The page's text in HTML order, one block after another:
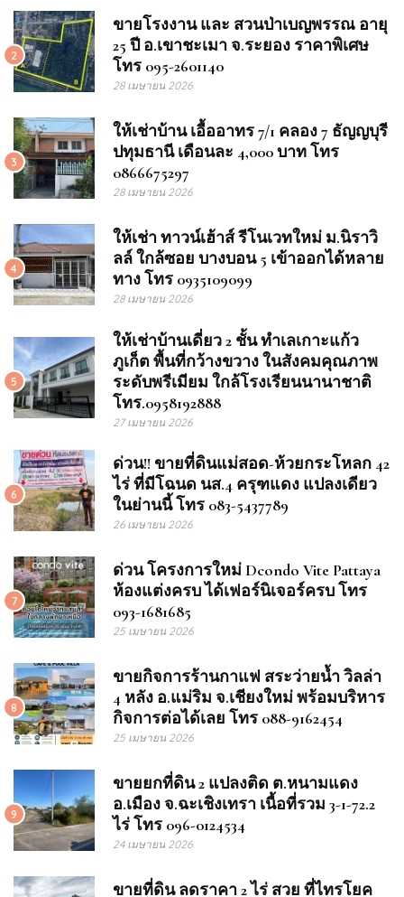
2
ขายโรงงาน และ สวนป่าเบญพรรณ อายุ
25 ปี อ.เขาชะเมา จ.ระยอง ราคาพิเศษ
โทร 095-2601140
28 เมษายน 2026
3
ให้เช่าบ้าน เอื้ออาทร 7/1 คลอง 7 ธัญญบุรี
ปทุมธานี เดือนละ 4,000 บาท โทร
0866675297
28 เมษายน 2026
4
ให้เช่า ทาวน์เฮ้าส์ รีโนเวทใหม่ ม.นิราวิ
ลล์ ใกล้ซอย บางบอน 5 เข้าออกได้หลาย
ทาง โทร 0935109099
28 เมษายน 2026
5
ให้เช่าบ้านเดี่ยว 2 ชั้น ทำเลเกาะแก้ว
ภูเก็ต พื้นที่กว้างขวาง ในสังคมคุณภาพ
ระดับพรีเมียม ใกล้โรงเรียนนานาชาติ
โทร.0958192888
27 เมษายน 2026
6
ด่วน!! ขายที่ดินแม่สอด-ห้วยกระโหลก 42
ไร่ ที่มีโฉนด นส.4 ครุฑแดง แปลงเดียว
ในย่านนี้ โทร 083-5437789
26 เมษายน 2026
7
ด่วน โครงการใหม่ Dcondo Vite Pattaya
ห้องแต่งครบ ได้เฟอร์นิเจอร์ครบ โทร
093-1681685
25 เมษายน 2026
8
ขายกิจการร้านกาแฟ สระว่ายน้ำ วิลล่า
4 หลัง อ.แม่ริม จ.เชียงใหม่ พร้อมบริหาร
กิจการต่อได้เลย โทร 088-9162454
25 เมษายน 2026
9
ขายยกที่ดิน 2 แปลงติด ต.หนามแดง
อ.เมือง จ.ฉะเชิงเทรา เนื้อที่รวม 3-1-72.2
ไร่ โทร 096-0124534
24 เมษายน 2026
ขายที่ดิน ลดราคา 2 ไร่ สวย ที่ไทรโยค